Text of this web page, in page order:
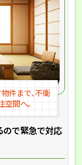
ので緊急で対応
件まで､不衛
空間へ｡